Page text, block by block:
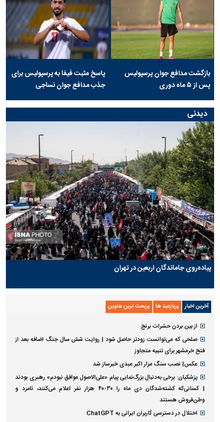
بازگشت مدافع جوان پرسپولیس
پس از ۵ ماه دوری
پاسخ مثبت فیفا به پرسپولیس برای
جذب مدافع جوان نساجی
دیدنی
پیاده‌روی جاماندگان اربعین در تهران
آخرین اخبار پربازدید ها پربحث ترین عناوین
از بین بردن حشرات برنج
صلحی که می‌توانست زودتر حاصل شود | روایت شش سال جنگ اضافه بعد از
فتح خرمشهر برای تنبیه متجاوز
عکس| نصب سنگ مزار اکبر عبدی خبرساز شد
پزشکیان: برخی به‌دنبال بزرگ‌نمایی پیام «علی‌الاصول موافق نبودم» رهبری بودند
| کسانی‌که کشته‌شدگان دی ماه را ۳۰-۴۰ هزار نفر اعلام می‌کنند، نامرد و
وطن‌فروش هستند
اختلال در دسترسی کاربران ایرانی به ChatGPT